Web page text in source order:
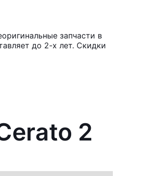
запчасти в
до 2-х лет. Скидки
2